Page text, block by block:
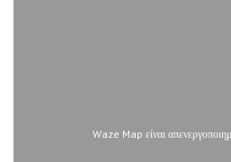
Waze Map είναι